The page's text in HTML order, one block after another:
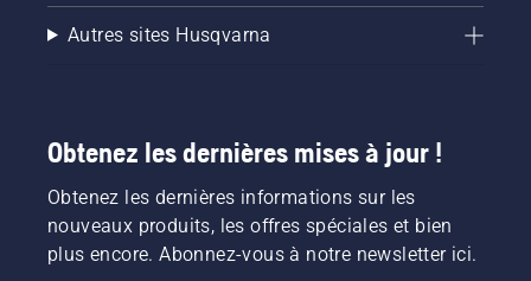
Autres sites Husqvarna
Obtenez les dernières mises à jour !
Obtenez les dernières informations sur les
nouveaux produits, les offres spéciales et bien
plus encore. Abonnez-vous à notre newsletter ici.